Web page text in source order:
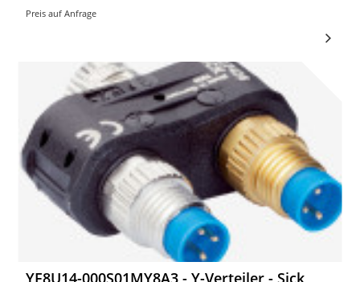
Preis auf Anfrage
YF8U14-000S01MY8A3 - Y-Verteiler - Sick